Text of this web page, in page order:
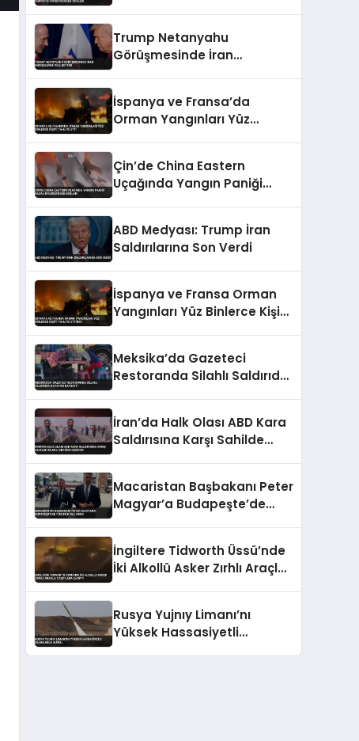
Trump Netanyahu
Görüşmesinde İran
İspanya ve Fransa’da
Orman Yangınları Yüz
Çin’de China Eastern
Uçağında Yangın Paniği
ABD Medyası: Trump İran
Saldırılarına Son Verdi
İspanya ve Fransa Orman
Yangınları Yüz Binlerce Kişiyi
Meksika’da Gazeteci
Restoranda Silahlı Saldırıda
İran’da Halk Olası ABD Kara
Saldırısına Karşı Sahilde
Macaristan Başbakanı Peter
Magyar’a Budapeşte’de
İngiltere Tidworth Üssü’nde
İki Alkollü Asker Zırhlı Araçla
Rusya Yujnıy Limanı’nı
Yüksek Hassasiyetli